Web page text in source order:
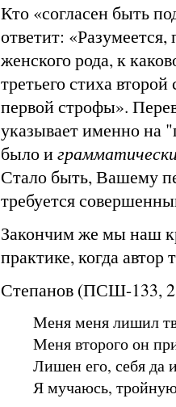
Кто «согласен быть
ответит:
женского рода, к
третьего стиха
первой строфы».
указывает именно на
было и
Стало быть, Вашему
требуется
Закончим же мы наш
практике, когда автор
Степанов (ПСШ-133, 2
Меня меня лишил
Меня второго он
Лишен его, себя да
Я мучаюсь,